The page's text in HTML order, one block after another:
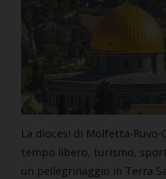
La diocesi di Molfetta-
tempo libero, turismo,
un pellegrinaggio in Terra